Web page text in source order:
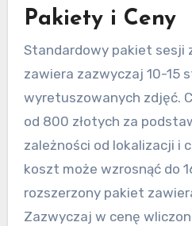
Pakiety i Ceny
Standardowy pakiet sesji
zawiera zazwyczaj 10-15
wyretuszowanych zdjęć.
od 800 złotych za
zależności od lokalizacji i
koszt może wzrosnąć do
rozszerzony pakiet
Zazwyczaj w cenę